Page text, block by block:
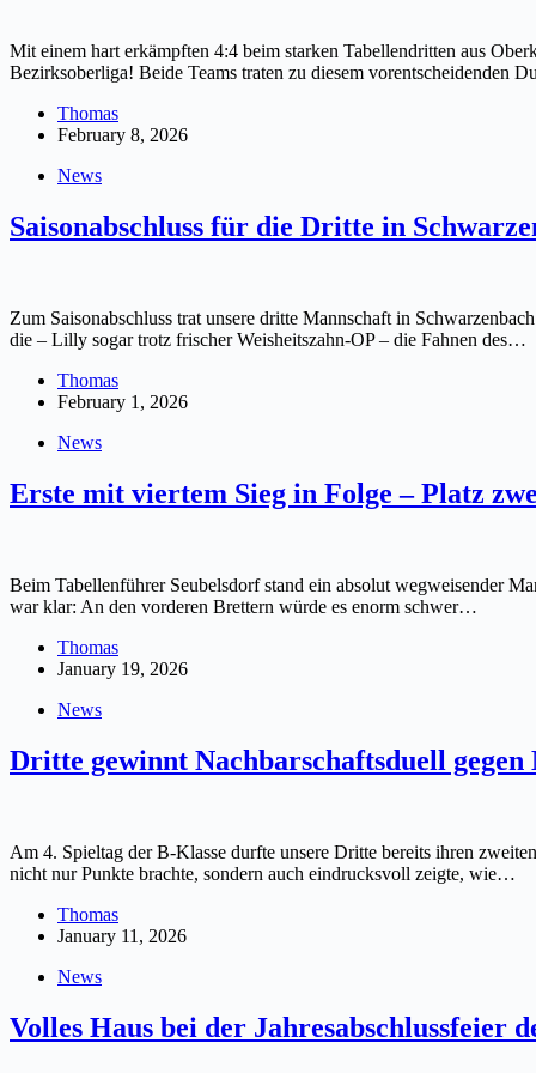
Mit einem hart erkämpften 4:4 beim starken Tabellendritten aus
Bezirksoberliga! Beide Teams traten zu diesem vorentscheidenden
Thomas
February 8, 2026
News
Saisonabschluss für die Dritte in
Zum Saisonabschluss trat unsere dritte Mannschaft in
die – Lilly sogar trotz frischer Weisheitszahn-OP – die Fahnen des…
Thomas
February 1, 2026
News
Erste mit viertem Sieg in Folge – Platz
Beim Tabellenführer Seubelsdorf stand ein absolut wegweisender
war klar: An den vorderen Brettern würde es enorm schwer…
Thomas
January 19, 2026
News
Dritte gewinnt Nachbarschaftsduell
Am 4. Spieltag der B-Klasse durfte unsere Dritte bereits ihren
nicht nur Punkte brachte, sondern auch eindrucksvoll zeigte, wie…
Thomas
January 11, 2026
News
Volles Haus bei der Jahresabschlussfeier